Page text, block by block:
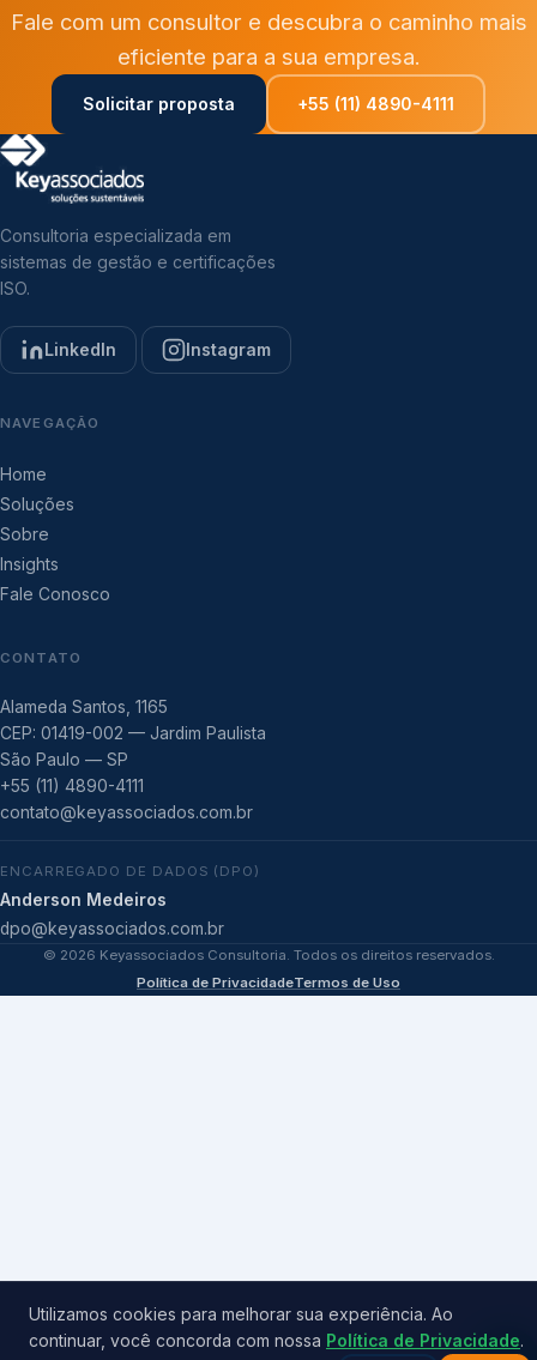
Fale com um consultor e descubra o caminho mais
eficiente para a sua empresa.
Solicitar proposta +55 (11) 4890-4111
Consultoria especializada em
sistemas de gestão e certificações
ISO.
LinkedIn Instagram
NAVEGAÇÃO
Home
Soluções
Sobre
Insights
Fale Conosco
CONTATO
Alameda Santos, 1165
CEP: 01419-002 — Jardim Paulista
São Paulo — SP
+55 (11) 4890-4111
contato@keyassociados.com.br
ENCARREGADO DE DADOS (DPO)
Anderson Medeiros
dpo@keyassociados.com.br
© 2026 Keyassociados Consultoria. Todos os direitos reservados.
Política de PrivacidadeTermos de Uso
Utilizamos cookies para melhorar sua experiência. Ao
continuar, você concorda com nossa Política de Privacidade.